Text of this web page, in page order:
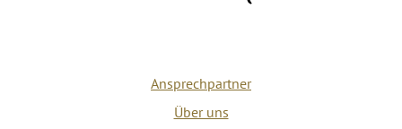
Ansprechpartner
Über uns